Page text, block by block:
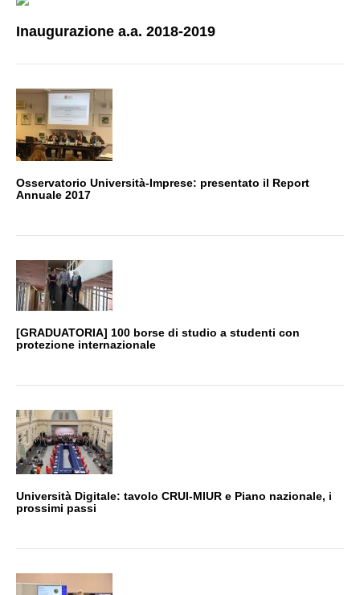
Inaugurazione a.a. 2018-2019
Osservatorio Università-Imprese: presentato il Report
Annuale 2017
[GRADUATORIA] 100 borse di studio a studenti con
protezione internazionale
Università Digitale: tavolo CRUI-MIUR e Piano nazionale, i
prossimi passi